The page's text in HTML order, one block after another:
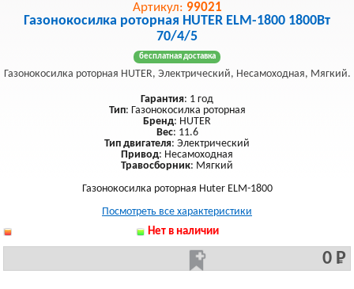
Артикул: 99021
Газонокосилка роторная HUTER ELM-1800 1800Вт
70/4/5
бесплатная доставка
Газонокосилка роторная HUTER, Электрический, Несамоходная, Мягкий.
Гарантия: 1 год
Тип: Газонокосилка роторная
Бренд: HUTER
Вес: 11.6
Тип двигателя: Электрический
Привод: Несамоходная
Травосборник: Мягкий
Газонокосилка роторная Huter ELM-1800
Посмотреть все характеристики
Нет в наличии
0 Р